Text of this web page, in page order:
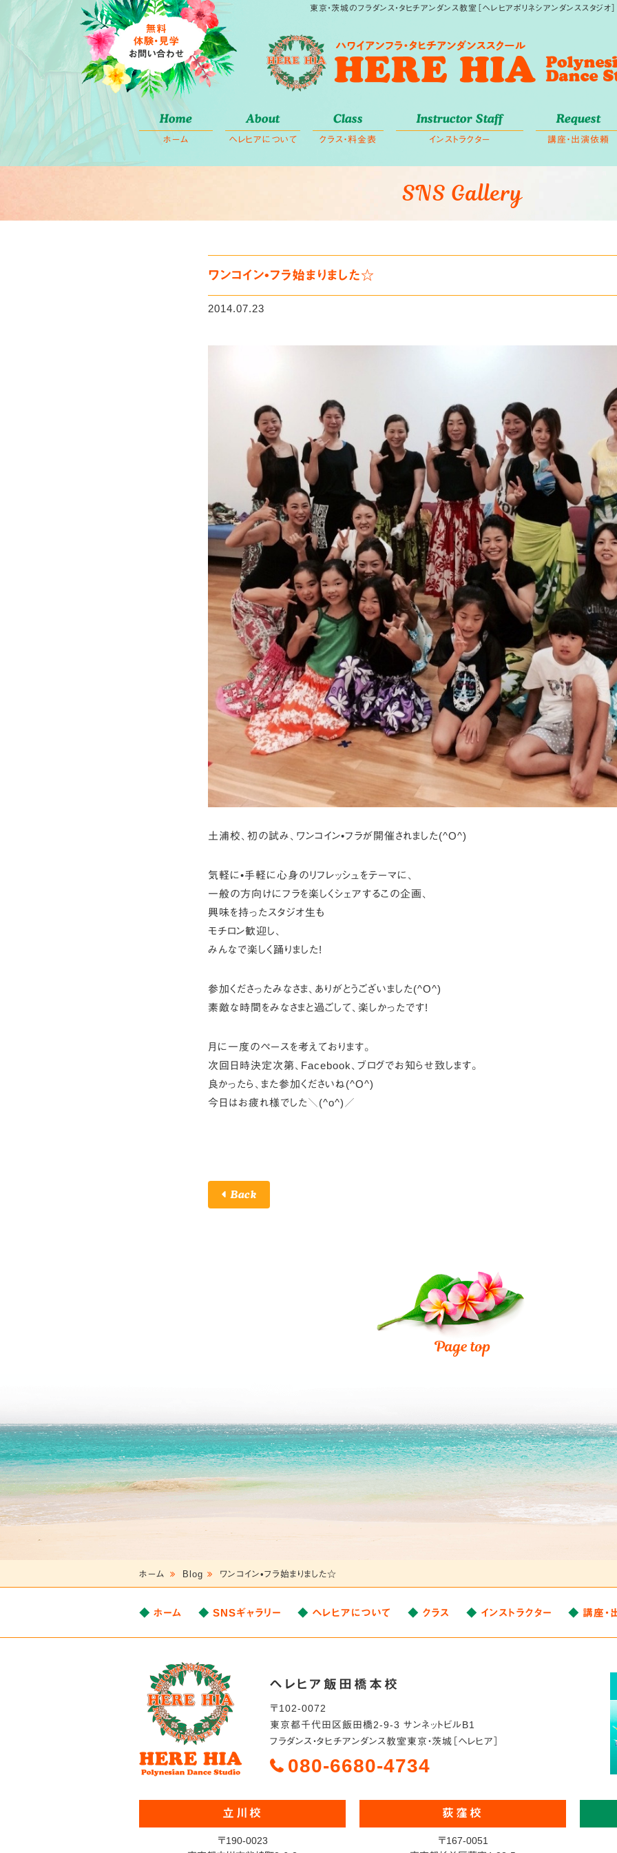
東京・茨城のフラダンス・タヒチアンダンス教室［ヘレヒアポリネシアンダンススタジオ］
ン
ン
Home
ホーム
About
ヘレヒアについて
Class
クラス・料金表
Instructor Staff
インストラクター
Request
講座・出演依頼
SNS Gallery
ワンコイン•フラ始まりました☆
2014.07.23
土浦校、初の試み、ワンコイン•フラが開催されました(^O^)
気軽に•手軽に心身のリフレッシュをテーマに、
一般の方向けにフラを楽しくシェアするこの企画、
興味を持ったスタジオ生も
モチロン歓迎し、
みんなで楽しく踊りました!
参加くださったみなさま、ありがとうございました(^O^)
素敵な時間をみなさまと過ごして、楽しかったです!
月に一度のペースを考えております。
次回日時決定次第、Facebook、ブログでお知らせ致します。
良かったら、また参加くださいね(^O^)
今日はお疲れ様でした＼(^o^)／
Back
ホーム Blog ワンコイン•フラ始まりました☆
ホーム SNSギャラリー ヘレヒアについて クラス インストラクター 講座・
ヘレヒア飯田橋本校
〒102-0072
東京都千代田区飯田橋2-9-3 サンネットビルB1
フラダンス・タヒチアンダンス教室東京・茨城［ヘレヒア］
080-6680-4734
立川校
〒190-0023
荻窪校
〒167-0051